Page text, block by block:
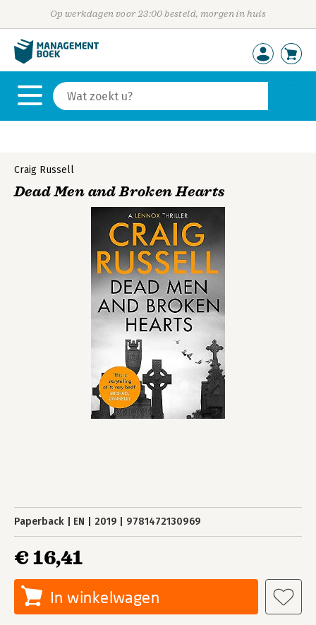
Op werkdagen voor 23:00 besteld, morgen in huis
Craig Russell
Dead Men and Broken Hearts
Paperback EN 2019 9781472130969
€ 16,41
In winkelwagen